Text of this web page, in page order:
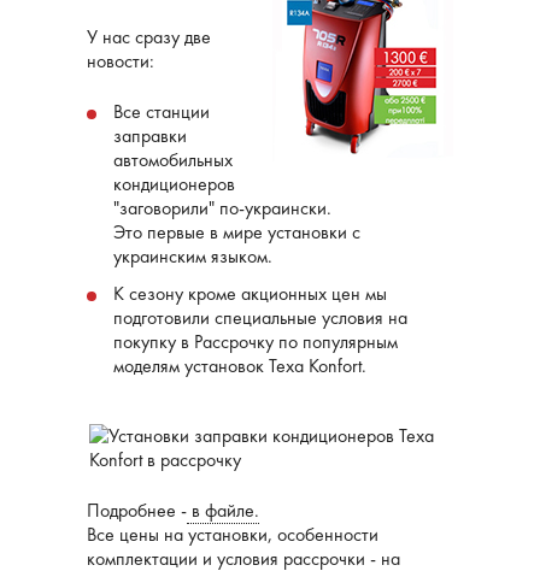
У нас сразу две
новости:
Все станции
заправки
автомобильных
кондиционеров
"заговорили" по-украински.
Это первые в мире установки с
украинским языком.
К сезону кроме акционных цен мы
подготовили специальные условия на
покупку в Рассрочку по популярным
моделям установок Texa Konfort.
Подробнее - в файле.
Все цены на установки, особенности
комплектации и условия рассрочки - на